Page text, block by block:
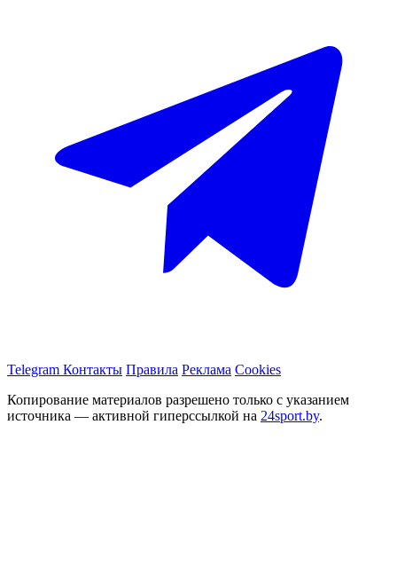
Telegram Контакты Правила Реклама Cookies
Копирование материалов разрешено только с указанием
источника — активной гиперссылкой на 24sport.by.